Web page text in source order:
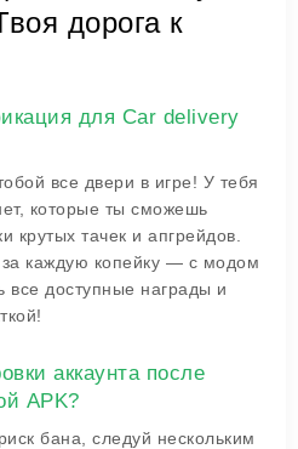
дорога к
для Car delivery
все двери в игре! У тебя
которые ты сможешь
крутых тачек и апгрейдов.
каждую копейку — с модом
все доступные награды и
аккаунта после
APK?
бана, следуй нескольким